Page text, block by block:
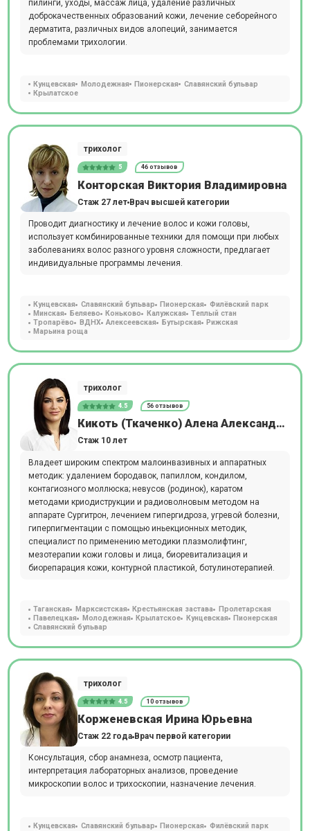
пилинги, уходы, массаж лица, удаление различных
доброкачественных образований кожи, лечение себорейного
дерматита, различных видов алопеций, занимается
проблемами трихологии.
Кунцевская Молодежная Пионерская
Славянский бульвар
Крылатское
трихолог
5 46 отзывов
Конторская Виктория Владимировна
Стаж 27 лет Врач высшей категории
Проводит диагностику и лечение волос и кожи головы,
использует комбинированные техники для помощи при любых
заболеваниях волос разного уровня сложности, предлагает
индивидуальные программы лечения.
Кунцевская Славянский бульвар Пионерская
Филёвский парк
Минская
Беляево Коньково Калужская
Теплый стан
Тропарёво
ВДНХ Алексеевская Бутырская
Рижская
Марьина роща
трихолог
4.5 56 отзывов
Кикоть (Ткаченко) Алена Александровна
Стаж 10 лет
Владеет широким спектром малоинвазивных и аппаратных
методик: удалением бородавок, папиллом, кондилом,
контагиозного моллюска; невусов (родинок), каратом
методами криодиструкции и радиоволновым методом на
аппарате Сургитрон, лечением гипергидроза, угревой болезни,
гиперпигментации с помощью иньекционных методик,
специалист по применению методики плазмолифтинг,
мезотерапии кожи головы и лица, биоревитализация и
биорепарация кожи, контурной пластикой, ботулинотерапией.
Таганская Марксистская Крестьянская застава
Пролетарская
Павелецкая
Молодежная Крылатское Кунцевская
Пионерская
Славянский бульвар
трихолог
4.5 10 отзывов
Корженевская Ирина Юрьевна
Стаж 22 года Врач первой категории
Консультация, сбор анамнеза, осмотр пациента,
интерпретация лабораторных анализов, проведение
микроскопии волос и трихоскопии, назначение лечения.
Кунцевская Славянский бульвар Пионерская
Филёвский парк